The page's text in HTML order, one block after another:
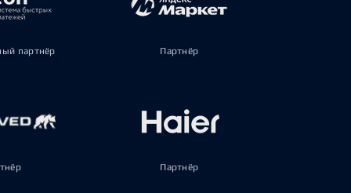
партнёр Партнёр
Партнёр